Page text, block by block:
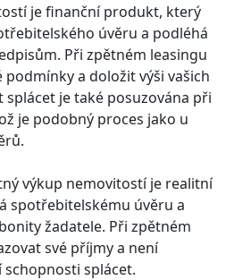
je finanční produkt, který
úvěru a podléhá
Při zpětném leasingu
a doložit výši vašich
splácet je také posuzována při
je podobný proces jako u
výkup nemovitostí je realitní
spotřebitelskému úvěru a
žadatele. Při zpětném
své příjmy a není
schopnosti splácet.